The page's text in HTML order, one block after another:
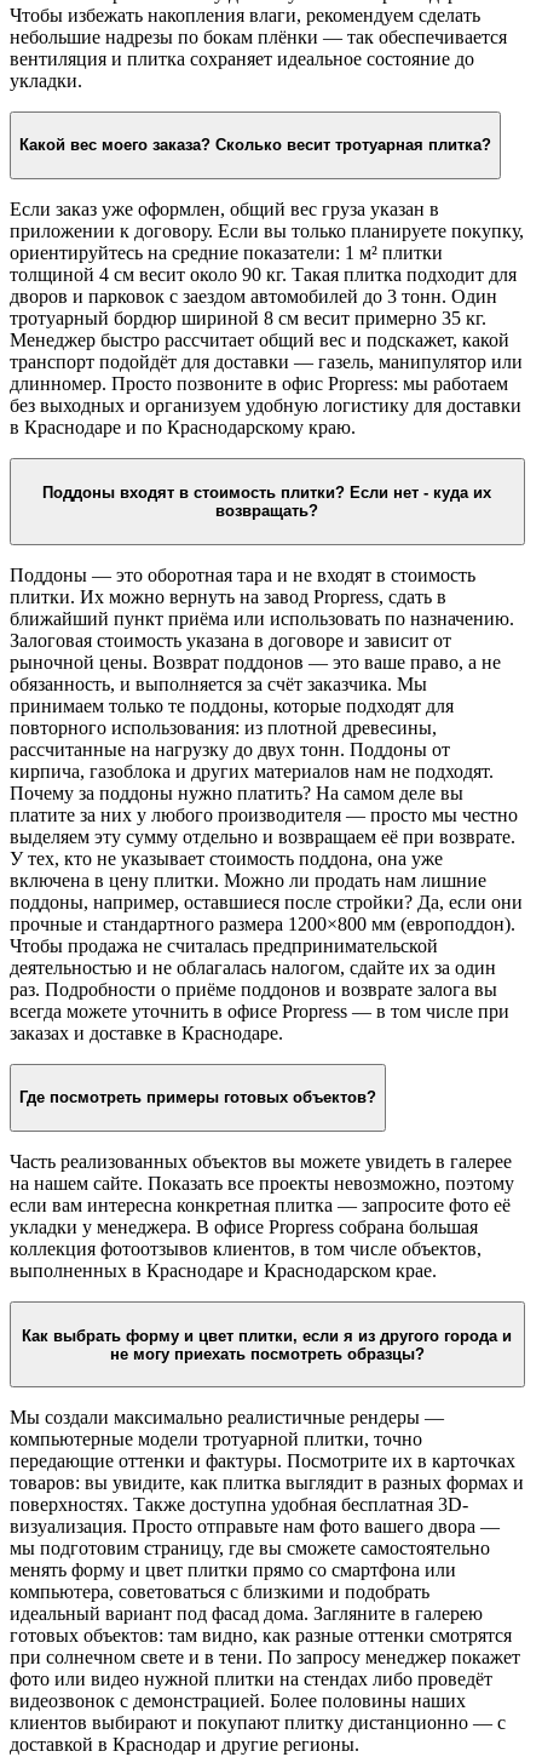
Чтобы избежать накопления влаги, рекомендуем сделать
небольшие надрезы по бокам плёнки — так обеспечивается
вентиляция и плитка сохраняет идеальное состояние до
укладки.
Какой вес моего заказа? Сколько весит тротуарная плитка?
Если заказ уже оформлен, общий вес груза указан в
приложении к договору. Если вы только планируете покупку,
ориентируйтесь на средние показатели: 1 м² плитки
толщиной 4 см весит около 90 кг. Такая плитка подходит для
дворов и парковок с заездом автомобилей до 3 тонн. Один
тротуарный бордюр шириной 8 см весит примерно 35 кг.
Менеджер быстро рассчитает общий вес и подскажет, какой
транспорт подойдёт для доставки — газель, манипулятор или
длинномер. Просто позвоните в офис Propress: мы работаем
без выходных и организуем удобную логистику для доставки
в Краснодаре и по Краснодарскому краю.
Поддоны входят в стоимость плитки? Если нет - куда их
возвращать?
Поддоны — это оборотная тара и не входят в стоимость
плитки. Их можно вернуть на завод Propress, сдать в
ближайший пункт приёма или использовать по назначению.
Залоговая стоимость указана в договоре и зависит от
рыночной цены. Возврат поддонов — это ваше право, а не
обязанность, и выполняется за счёт заказчика. Мы
принимаем только те поддоны, которые подходят для
повторного использования: из плотной древесины,
рассчитанные на нагрузку до двух тонн. Поддоны от
кирпича, газоблока и других материалов нам не подходят.
Почему за поддоны нужно платить? На самом деле вы
платите за них у любого производителя — просто мы честно
выделяем эту сумму отдельно и возвращаем её при возврате.
У тех, кто не указывает стоимость поддона, она уже
включена в цену плитки. Можно ли продать нам лишние
поддоны, например, оставшиеся после стройки? Да, если они
прочные и стандартного размера 1200×800 мм (европоддон).
Чтобы продажа не считалась предпринимательской
деятельностью и не облагалась налогом, сдайте их за один
раз. Подробности о приёме поддонов и возврате залога вы
всегда можете уточнить в офисе Propress — в том числе при
заказах и доставке в Краснодаре.
Где посмотреть примеры готовых объектов?
Часть реализованных объектов вы можете увидеть в галерее
на нашем сайте. Показать все проекты невозможно, поэтому
если вам интересна конкретная плитка — запросите фото её
укладки у менеджера. В офисе Propress собрана большая
коллекция фотоотзывов клиентов, в том числе объектов,
выполненных в Краснодаре и Краснодарском крае.
Как выбрать форму и цвет плитки, если я из другого города и
не могу приехать посмотреть образцы?
Мы создали максимально реалистичные рендеры —
компьютерные модели тротуарной плитки, точно
передающие оттенки и фактуры. Посмотрите их в карточках
товаров: вы увидите, как плитка выглядит в разных формах и
поверхностях. Также доступна удобная бесплатная 3D-
визуализация. Просто отправьте нам фото вашего двора —
мы подготовим страницу, где вы сможете самостоятельно
менять форму и цвет плитки прямо со смартфона или
компьютера, советоваться с близкими и подобрать
идеальный вариант под фасад дома. Загляните в галерею
готовых объектов: там видно, как разные оттенки смотрятся
при солнечном свете и в тени. По запросу менеджер покажет
фото или видео нужной плитки на стендах либо проведёт
видеозвонок с демонстрацией. Более половины наших
клиентов выбирают и покупают плитку дистанционно — с
доставкой в Краснодар и другие регионы.